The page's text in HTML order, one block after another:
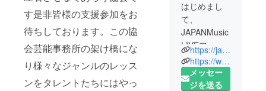
す是非皆様の支援参加をお
待ちしております。この協
会芸能事務所の架け橋にな
り様々なジャンルのレッス
ンをタレントたちにはやっ
はじめまし
て、
JAPANMusic
LIVEフェス
をプロ
デュースし
てますが、
https://japan-music-live.wixsite.com/japan-music-live
https://www.instagram.com/asu_ka0513/
メッセー
ジを送る